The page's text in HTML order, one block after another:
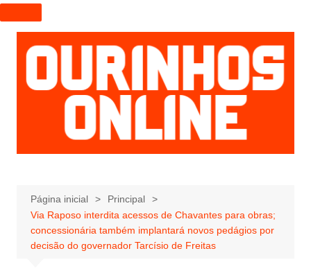
I
r
p
a
r
a
e
ú
d
o
Página inicial
Principal
Via Raposo interdita acessos de Chavantes para obras;
concessionária também implantará novos pedágios por
decisão do governador Tarcísio de Freitas